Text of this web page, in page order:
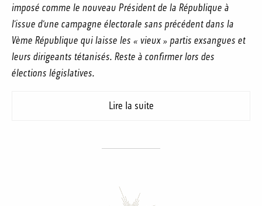
imposé comme le nouveau Président de la République à
l’issue d’une campagne électorale sans précédent dans la
Vème République qui laisse les « vieux » partis exsangues et
leurs dirigeants tétanisés. Reste à confirmer lors des
élections législatives.
Lire la suite